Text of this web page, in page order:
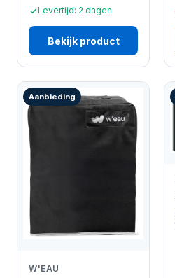
Levertijd: 2 dagen
Bekijk product
Aanbieding
W'EAU